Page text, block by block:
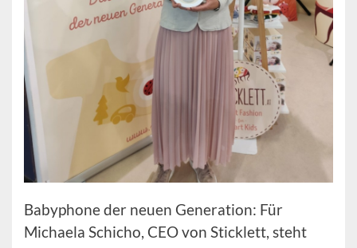
Babyphone der neuen Generation: Für
Michaela Schicho, CEO von Sticklett, steht